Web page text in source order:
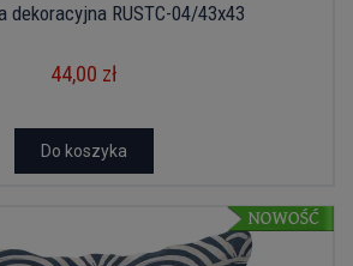
dekoracyjna RUSTC-04/43x43
44,00 zł
Do koszyka